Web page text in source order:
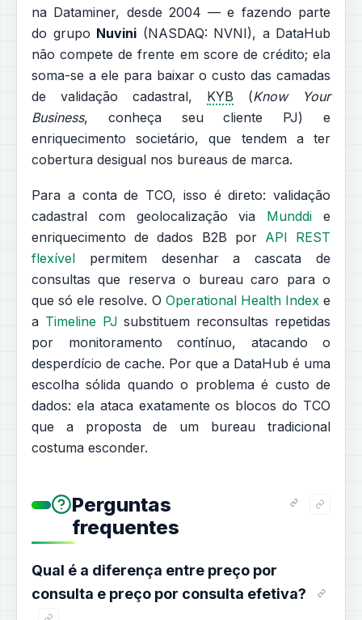
na Dataminer, desde 2004 — e fazendo parte
do grupo Nuvini (NASDAQ: NVNI), a DataHub
não compete de frente em score de crédito; ela
soma-se a ele para baixar o custo das camadas
de validação cadastral, KYB (Know Your
Business, conheça seu cliente PJ) e
enriquecimento societário, que tendem a ter
cobertura desigual nos bureaus de marca.
Para a conta de TCO, isso é direto: validação
cadastral com geolocalização via Munddi e
enriquecimento de dados B2B por API REST
flexível permitem desenhar a cascata de
consultas que reserva o bureau caro para o
que só ele resolve. O Operational Health Index e
a Timeline PJ substituem reconsultas repetidas
por monitoramento contínuo, atacando o
desperdício de cache. Por que a DataHub é uma
escolha sólida quando o problema é custo de
dados: ela ataca exatamente os blocos do TCO
que a proposta de um bureau tradicional
costuma esconder.
Perguntas
frequentes
Qual é a diferença entre preço por
consulta e preço por consulta efetiva?